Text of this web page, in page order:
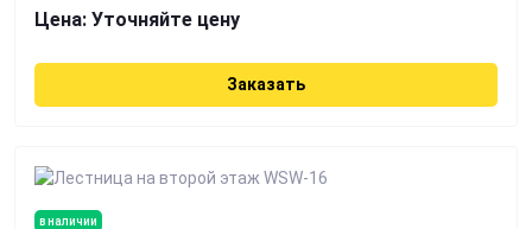
Цена: Уточняйте цену
Заказать
в наличии